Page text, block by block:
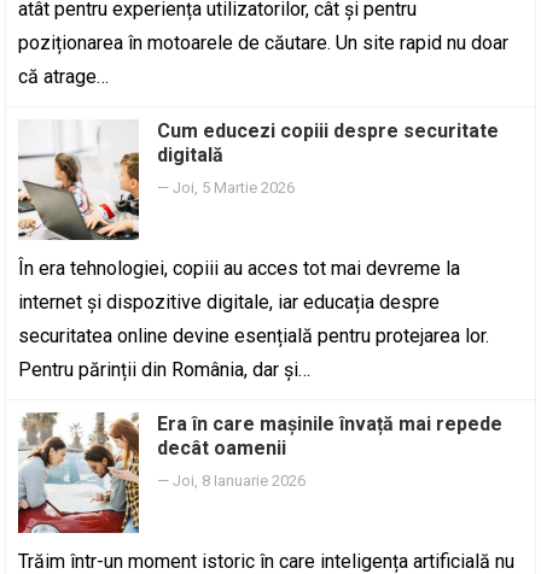
atât pentru experiența utilizatorilor, cât și pentru
poziționarea în motoarele de căutare. Un site rapid nu doar
că atrage…
Cum educezi copiii despre securitate
digitală
—Joi, 5 Martie 2026
În era tehnologiei, copiii au acces tot mai devreme la
internet și dispozitive digitale, iar educația despre
securitatea online devine esențială pentru protejarea lor.
Pentru părinții din România, dar și…
Era în care mașinile învață mai repede
decât oamenii
—Joi, 8 Ianuarie 2026
Trăim într-un moment istoric în care inteligența artificială nu